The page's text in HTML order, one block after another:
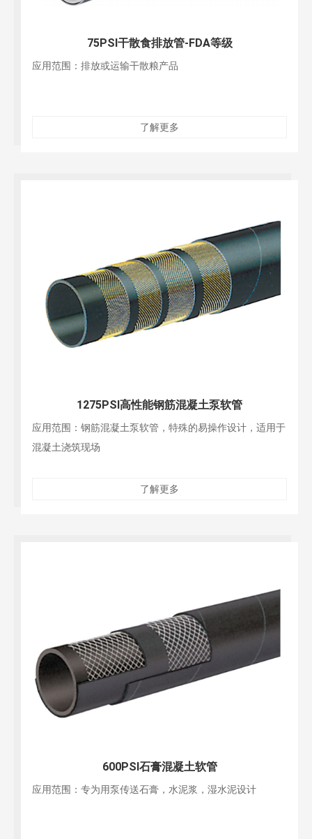
75PSI干散食排放管-FDA等级
应用范围：排放或运输干散粮产品
了解更多
1275PSI高性能钢筋混凝土泵软管
应用范围：钢筋混凝土泵软管，特殊的易操作设计，适用于
混凝土浇筑现场
了解更多
600PSI石膏混凝土软管
应用范围：专为用泵传送石膏，水泥浆，湿水泥设计